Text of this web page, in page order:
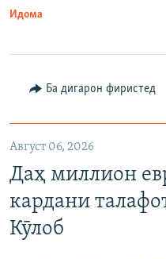
Идома
Ба дигарон фиристед
Август 06, 2026
Даҳ миллион
кардани
Кӯлоб